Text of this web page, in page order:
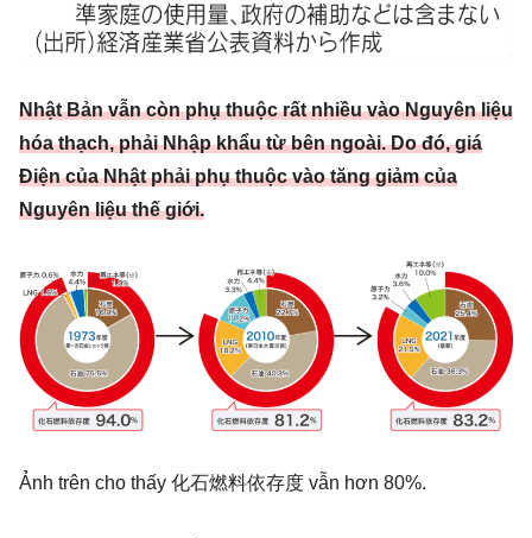
Nhật Bản vẫn còn phụ thuộc rất nhiều vào Nguyên liệu
hóa thạch, phải Nhập khẩu từ bên ngoài. Do đó, giá
Điện của Nhật phải phụ thuộc vào tăng giảm của
Nguyên liệu thế giới.
Ảnh trên cho thấy 化石燃料依存度 vẫn hơn 80%.